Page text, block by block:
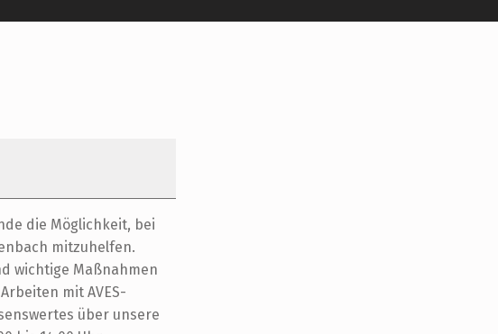
die Möglichkeit, bei
mitzuhelfen.
wichtige Maßnahmen
mit AVES-
über unsere